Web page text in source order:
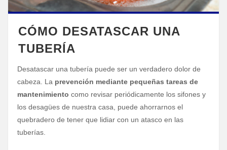
CÓMO DESATASCAR UNA
TUBERÍA
Desatascar una tubería puede ser un verdadero dolor de
cabeza. La prevención mediante pequeñas tareas de
mantenimiento como revisar periódicamente los sifones y
los desagües de nuestra casa, puede ahorrarnos el
quebradero de tener que lidiar con un atasco en las
tuberías.